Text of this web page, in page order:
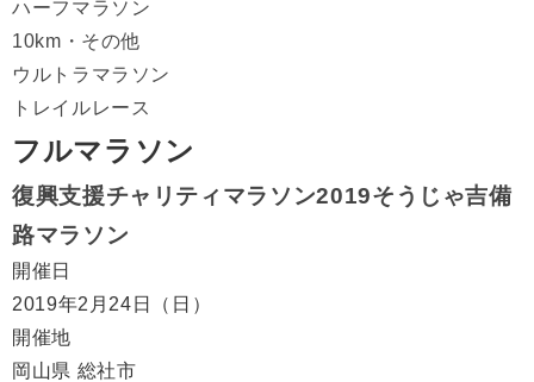
ハーフマラソン
10km・その他
ウルトラマラソン
トレイルレース
フルマラソン
復興支援チャリティマラソン2019そうじゃ吉備
路マラソン
開催日
2019年2月24日（日）
開催地
岡山県 総社市